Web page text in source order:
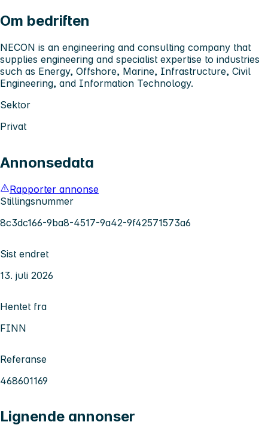
Om bedriften
NECON is an engineering and consulting company that
supplies engineering and specialist expertise to industries
such as Energy, Offshore, Marine, Infrastructure, Civil
Engineering, and Information Technology.
Sektor
Privat
Annonsedata
Rapporter annonse
Stillingsnummer
8c3dc166-9ba8-4517-9a42-9f42571573a6
Sist endret
13. juli 2026
Hentet fra
FINN
Referanse
468601169
Lignende annonser